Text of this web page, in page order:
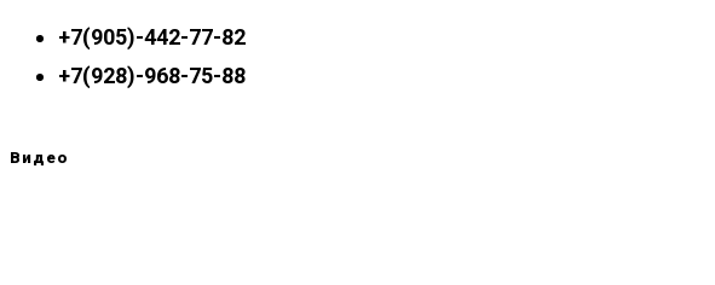
+7(905)-442-77-82
+7(928)-968-75-88
Видео